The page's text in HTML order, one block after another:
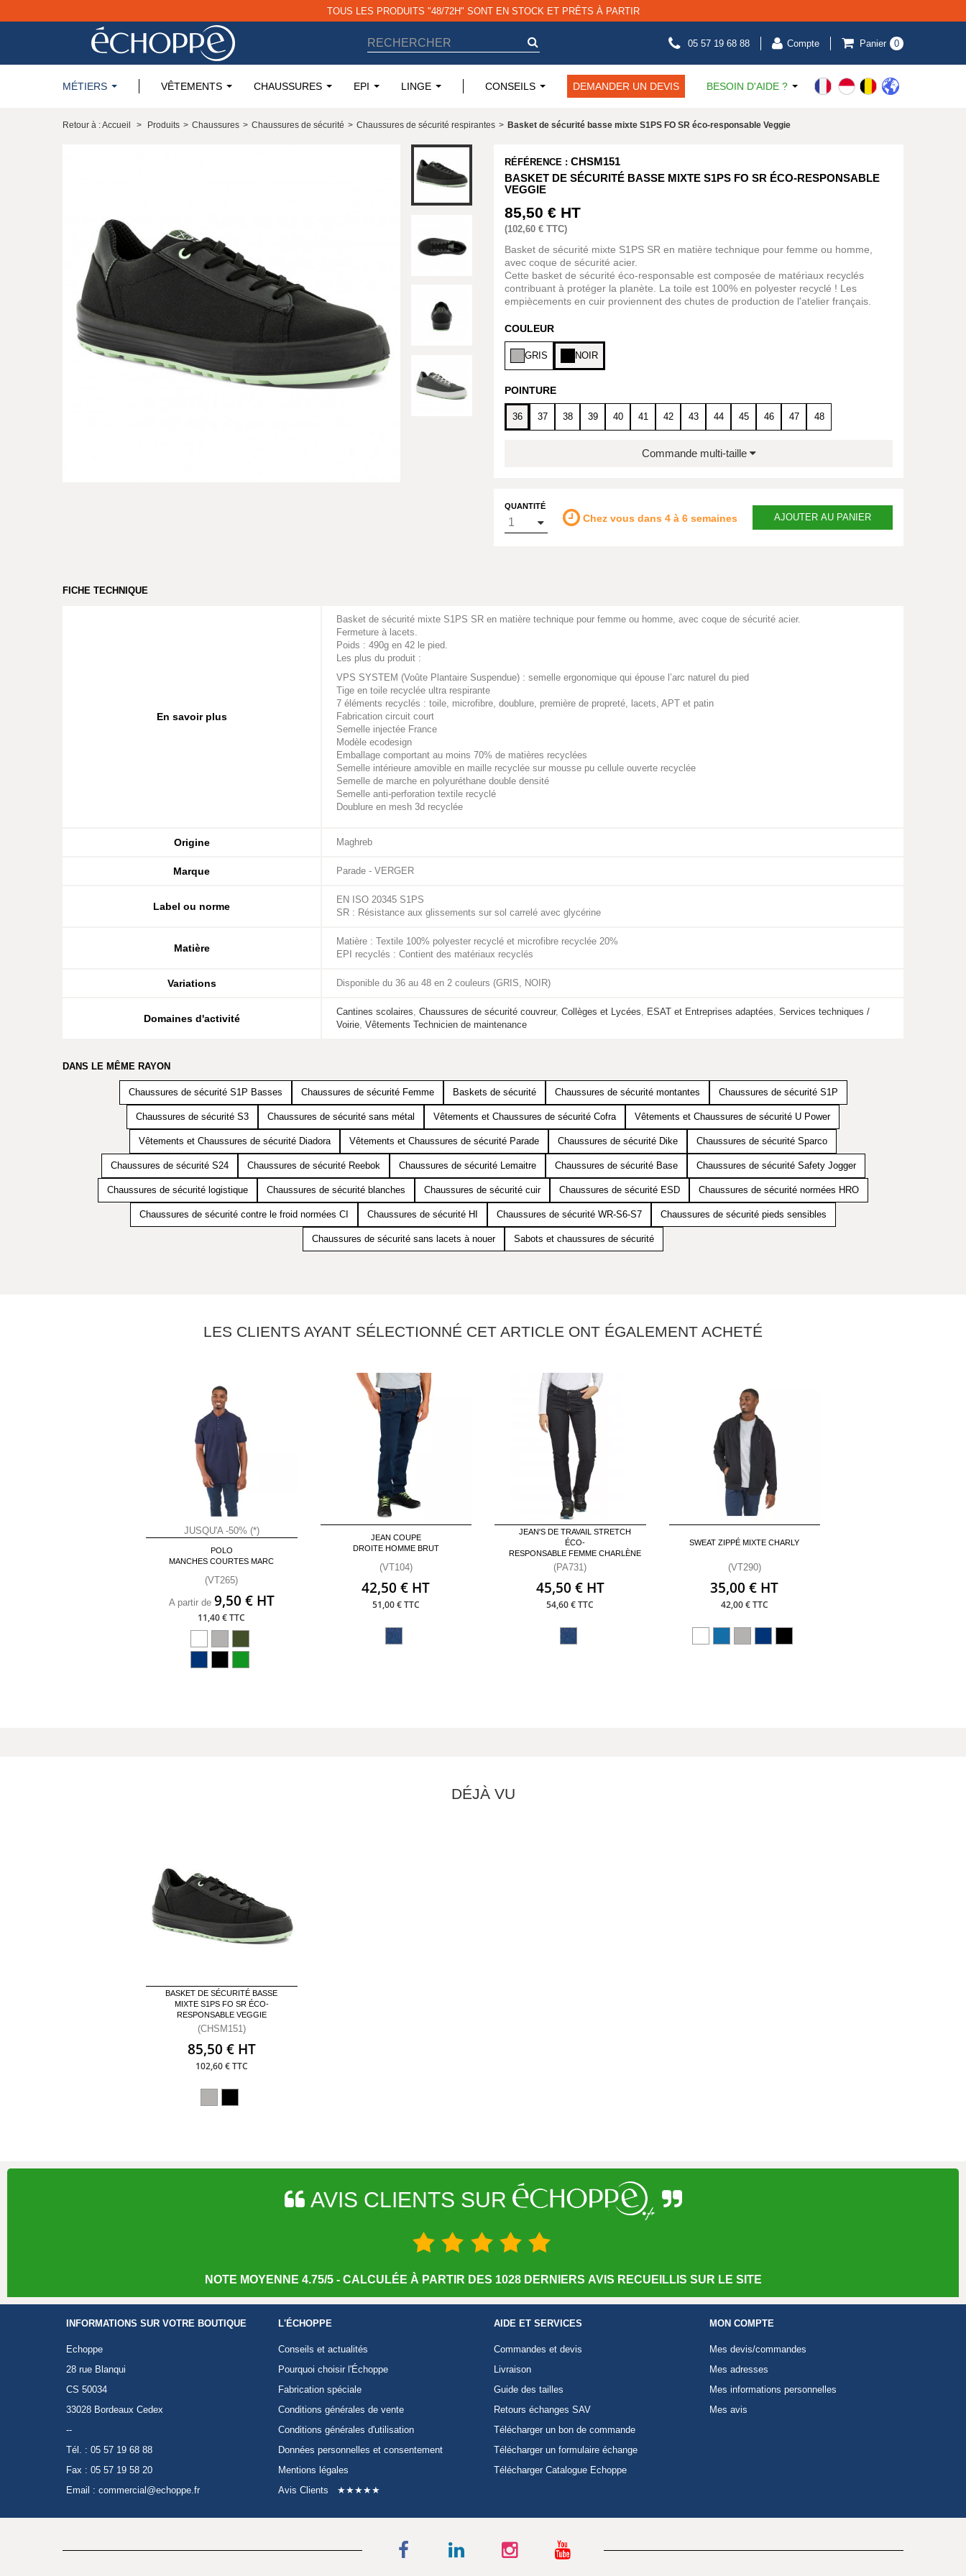
TOUS LES PRODUITS "48/72H" SONT EN STOCK ET PRÊTS À PARTIR
05 57 19 68 88 Compte Panier 0
MÉTIERS VÊTEMENTS CHAUSSURES EPI LINGE CONSEILS DEMANDER UN DEVIS BESOIN D'AIDE ?
Retour à : Accueil > Produits > Chaussures > Chaussures de sécurité > Chaussures de sécurité respirantes > Basket de sécurité basse mixte S1PS FO SR éco-responsable Veggie
RÉFÉRENCE : CHSM151
BASKET DE SÉCURITÉ BASSE MIXTE S1PS FO SR ÉCO-RESPONSABLE
VEGGIE
85,50 € HT
(102,60 € TTC)
Basket de sécurité mixte S1PS SR en matière technique pour femme ou homme,
avec coque de sécurité acier.
Cette basket de sécurité éco-responsable est composée de matériaux recyclés
contribuant à protéger la planète. La toile est 100% en polyester recyclé ! Les
empiècements en cuir proviennent des chutes de production de l'atelier français.
COULEUR
GRIS NOIR
POINTURE
36 37 38 39 40 41 42 43 44 45 46 47 48
Commande multi-taille
QUANTITÉ
Chez vous dans 4 à 6 semaines AJOUTER AU PANIER
FICHE TECHNIQUE
En savoir plus
Basket de sécurité mixte S1PS SR en matière technique pour femme ou homme, avec coque de sécurité acier.
Fermeture à lacets.
Poids : 490g en 42 le pied.
Les plus du produit :
VPS SYSTEM (Voûte Plantaire Suspendue) : semelle ergonomique qui épouse l’arc naturel du pied
Tige en toile recyclée ultra respirante
7 éléments recyclés : toile, microfibre, doublure, première de propreté, lacets, APT et patin
Fabrication circuit court
Semelle injectée France
Modèle ecodesign
Emballage comportant au moins 70% de matières recyclées
Semelle intérieure amovible en maille recyclée sur mousse pu cellule ouverte recyclée
Semelle de marche en polyuréthane double densité
Semelle anti-perforation textile recyclé
Doublure en mesh 3d recyclée
Origine Maghreb
Marque Parade - VERGER
Label ou norme
EN ISO 20345 S1PS
SR : Résistance aux glissements sur sol carrelé avec glycérine
Matière
Matière : Textile 100% polyester recyclé et microfibre recyclée 20%
EPI recyclés : Contient des matériaux recyclés
Variations Disponible du 36 au 48 en 2 couleurs (GRIS, NOIR)
Domaines d'activité
Cantines scolaires, Chaussures de sécurité couvreur, Collèges et Lycées, ESAT et Entreprises adaptées, Services techniques /
Voirie, Vêtements Technicien de maintenance
DANS LE MÊME RAYON
Chaussures de sécurité S1P Basses Chaussures de sécurité Femme Baskets de sécurité Chaussures de sécurité montantes Chaussures de sécurité S1P
Chaussures de sécurité S3 Chaussures de sécurité sans métal Vêtements et Chaussures de sécurité Cofra Vêtements et Chaussures de sécurité U Power
Vêtements et Chaussures de sécurité Diadora Vêtements et Chaussures de sécurité Parade Chaussures de sécurité Dike Chaussures de sécurité Sparco
Chaussures de sécurité S24 Chaussures de sécurité Reebok Chaussures de sécurité Lemaitre Chaussures de sécurité Base Chaussures de sécurité Safety Jogger
Chaussures de sécurité logistique Chaussures de sécurité blanches Chaussures de sécurité cuir Chaussures de sécurité ESD Chaussures de sécurité normées HRO
Chaussures de sécurité contre le froid normées CI Chaussures de sécurité HI Chaussures de sécurité WR-S6-S7 Chaussures de sécurité pieds sensibles
Chaussures de sécurité sans lacets à nouer Sabots et chaussures de sécurité
LES CLIENTS AYANT SÉLECTIONNÉ CET ARTICLE ONT ÉGALEMENT ACHETÉ
JUSQU'A -50% (*)
POLO
MANCHES COURTES MARC
(VT265)
A partir de 9,50 € HT
11,40 € TTC
JEAN COUPE
DROITE HOMME BRUT
(VT104)
42,50 € HT
51,00 € TTC
JEAN'S DE TRAVAIL STRETCH
ÉCO-
RESPONSABLE FEMME CHARLÈNE
(PA731)
45,50 € HT
54,60 € TTC
SWEAT ZIPPÉ MIXTE CHARLY
(VT290)
35,00 € HT
42,00 € TTC
DÉJÀ VU
BASKET DE SÉCURITÉ BASSE
MIXTE S1PS FO SR ÉCO-
RESPONSABLE VEGGIE
(CHSM151)
85,50 € HT
102,60 € TTC
AVIS CLIENTS SUR
NOTE MOYENNE 4.75/5 - CALCULÉE À PARTIR DES 1028 DERNIERS AVIS RECUEILLIS SUR LE SITE
INFORMATIONS SUR VOTRE BOUTIQUE
Echoppe
28 rue Blanqui
CS 50034
33028 Bordeaux Cedex
--
Tél. : 05 57 19 68 88
Fax : 05 57 19 58 20
Email : commercial@echoppe.fr
L'ÉCHOPPE
Conseils et actualités
Pourquoi choisir l'Échoppe
Fabrication spéciale
Conditions générales de vente
Conditions générales d'utilisation
Données personnelles et consentement
Mentions légales
Avis Clients
★★★★★
AIDE ET SERVICES
Commandes et devis
Livraison
Guide des tailles
Retours échanges SAV
Télécharger un bon de commande
Télécharger un formulaire échange
Télécharger Catalogue Echoppe
MON COMPTE
Mes devis/commandes
Mes adresses
Mes informations personnelles
Mes avis